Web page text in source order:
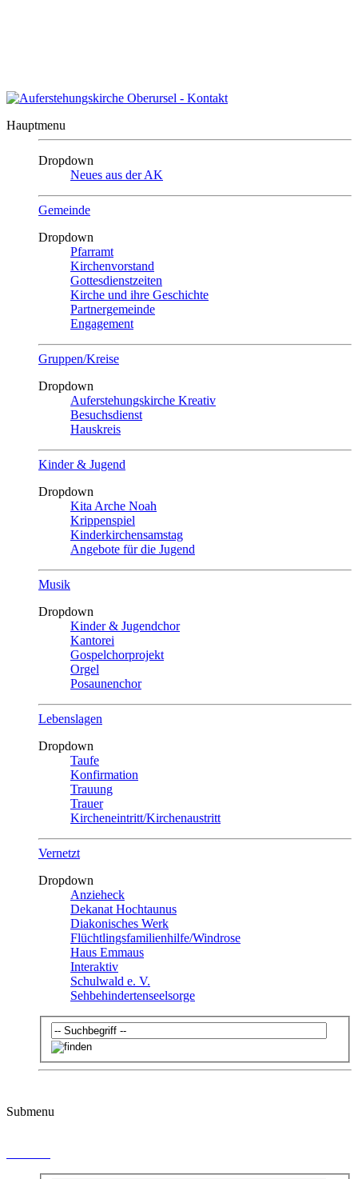
Hauptmenu
Dropdown
Neues aus der AK
Gemeinde
Dropdown
Pfarramt
Kirchenvorstand
Gottesdienstzeiten
Kirche und ihre Geschichte
Partnergemeinde
Engagement
Gruppen/Kreise
Dropdown
Auferstehungskirche Kreativ
Besuchsdienst
Hauskreis
Kinder & Jugend
Dropdown
Kita Arche Noah
Krippenspiel
Kinderkirchensamstag
Angebote für die Jugend
Musik
Dropdown
Kinder & Jugendchor
Kantorei
Gospelchorprojekt
Orgel
Posaunenchor
Lebenslagen
Dropdown
Taufe
Konfirmation
Trauung
Trauer
Kircheneintritt/Kirchenaustritt
Vernetzt
Dropdown
Anzieheck
Dekanat Hochtaunus
Diakonisches Werk
Flüchtlingsfamilienhilfe/Windrose
Haus Emmaus
Interaktiv
Schulwald e. V.
Sehbehindertenseelsorge
Submenu